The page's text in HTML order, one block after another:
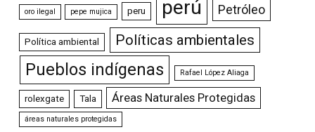
oro ilegal pepe mujica peru perú Petróleo
Política ambiental Políticas ambientales
Pueblos indígenas Rafael López Aliaga
rolexgate Tala Áreas Naturales Protegidas
áreas naturales protegidas